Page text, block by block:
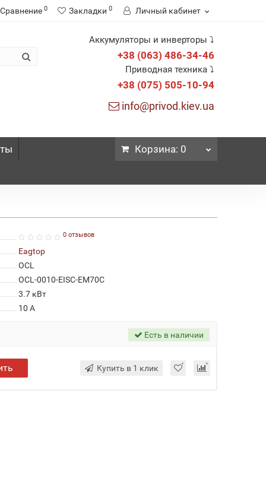
Сравнение 0 Закладки 0 Личный кабинет
Аккумуляторы и инверторы ⤵
+38 (063) 486-34-46
Приводная техника ⤵
+38 (075) 505-10-94
info@privod.kiev.ua
Корзина: 0
0 отзывов
Eagtop
OCL
OCL-0010-EISC-EM70C
3.7 кВт
10 А
Есть в наличии
Купить в 1 клик